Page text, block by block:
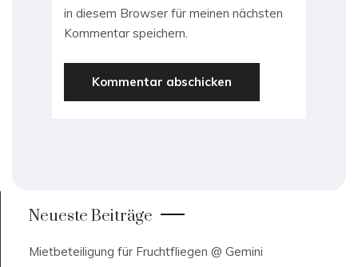
in diesem Browser für meinen nächsten
Kommentar speichern.
Neueste Beiträge
Mietbeteiligung für Fruchtfliegen @ Gemini